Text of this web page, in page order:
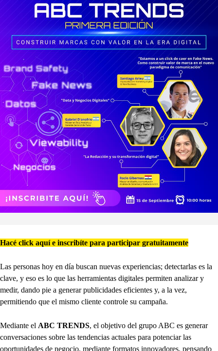
Hacé click aquí e inscribíte para participar gratuitamente
Las personas hoy en día buscan nuevas experiencias; detectarlas es la
clave, y eso es lo que las herramientas digitales permiten analizar y
medir, dando pie a generar publicidades eficientes y, a la vez,
permitiendo que el mismo cliente controle su campaña.
Mediante el ABC TRENDS, el objetivo del grupo ABC es generar
conversaciones sobre las tendencias actuales para potenciar las
oportunidades de negocio, mediante formatos innovadores, pensando